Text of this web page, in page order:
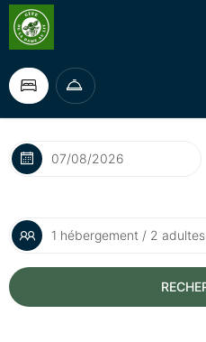
1 hébergement / 2 adultes